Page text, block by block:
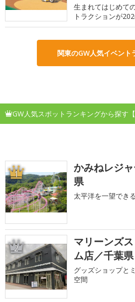
生まれてはじめて
トラクションが
関東のGW人気イベント
GW人気スポットランキングから探す【
1
かみねレジ
県
太平洋を一望でき
2
マリーンズ
ム店／千葉県
グッズショップと
空間